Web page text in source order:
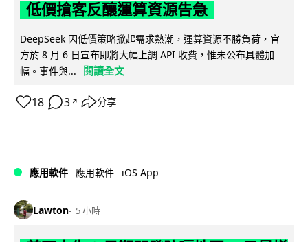
低價搶客反釀運算資源告急
DeepSeek 因低價策略掀起需求熱潮，運算資源不勝負荷，官
方於 8 月 6 日宣布即將大幅上調 API 收費，惟未公布具體加
幅。事件與...
閱讀全文
18 3 ↗ 分享
應用軟件 應用軟件 iOS App
Lawton 5 小時